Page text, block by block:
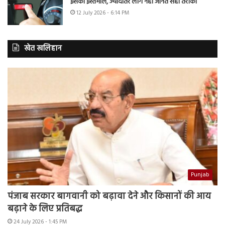
12 July 2026 - 6:14 PM
खेत खलिहान
Punjab
पंजाब सरकार बागवानी को बढ़ावा देने और किसानों की आय
बढ़ाने के लिए प्रतिबद्ध
24 July 2026 - 1:45 PM